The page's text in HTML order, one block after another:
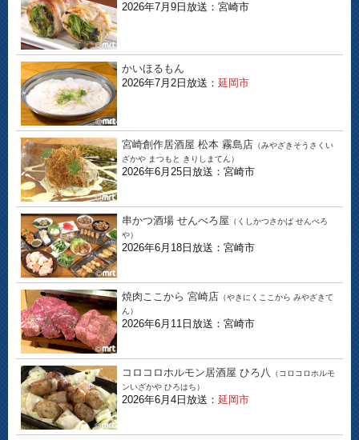
2026年7月9日放送：宮崎市
かいほるもん
2026年7月2日放送： 延岡市
宮崎創作居酒屋 松本 霧島店 （みやざきそうさくい
ざかや まつもと きりしまてん）
2026年6月25日放送：宮崎市
串かつ酒場 せんべろ屋 （くしかつさかば せんべろ
や）
2026年6月18日放送：宮崎市
焼肉ここから 宮崎店 （やきにくここから みやざきて
ん）
2026年6月11日放送：宮崎市
コロコロホルモン居酒屋 ひろ八 （コロコロホルモ
ンいざかや ひろはち）
2026年6月4日放送： 延岡市